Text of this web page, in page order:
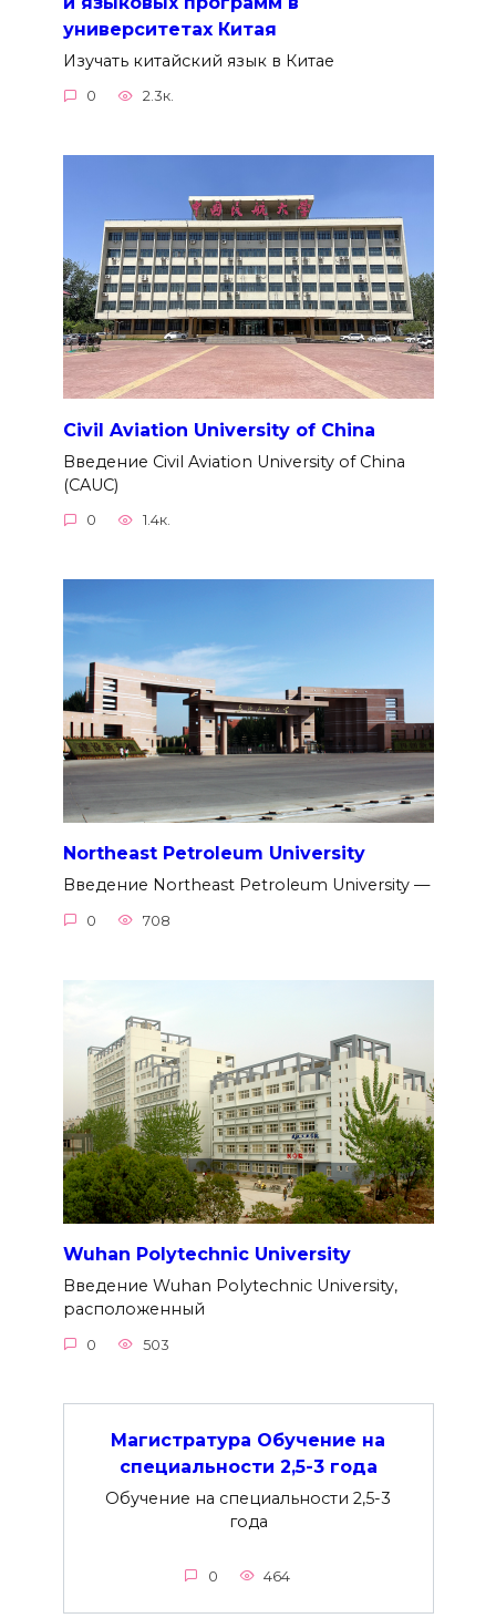
университетах Китая
Изучать китайский язык в Китае
0 2.3к.
Civil Aviation University of China
Введение Civil Aviation University of China
(CAUC)
0 1.4к.
Northeast Petroleum University
Введение Northeast Petroleum University —
0 708
Wuhan Polytechnic University
Введение Wuhan Polytechnic University,
расположенный
0 503
Магистратура Обучение на
специальности 2,5-3 года
Обучение на специальности 2,5-3
года
0 464